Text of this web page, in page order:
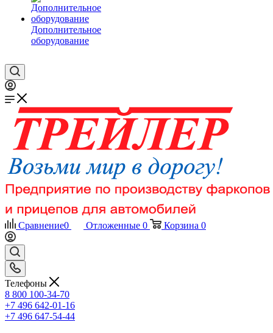
Дополнительное
оборудование
Сравнение0 Отложенные 0 Корзина 0
Телефоны
8 800 100-34-70
+7 496 642-01-16
+7 496 647-54-44